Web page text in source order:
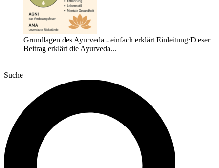
Grundlagen des Ayurveda - einfach erklärt Einleitung:Dieser
Beitrag erklärt die Ayurveda...
Suche